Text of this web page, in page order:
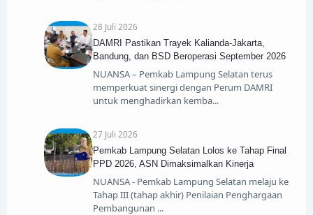
28 Juli 2026
DAMRI Pastikan Trayek Kalianda-Jakarta,
Bandung, dan BSD Beroperasi September 2026
NUANSA – Pemkab Lampung Selatan terus
memperkuat sinergi dengan Perum DAMRI
untuk menghadirkan kemba
27 Juli 2026
Pemkab Lampung Selatan Lolos ke Tahap Final
PPD 2026, ASN Dimaksimalkan Kinerja
NUANSA - Pemkab Lampung Selatan melaju ke
Tahap III (tahap akhir) Penilaian Penghargaan
Pembangunan